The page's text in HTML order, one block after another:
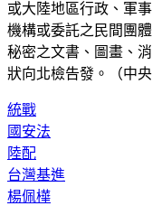
或大陸地區行政、軍
機構或委託之民間團
秘密之文書、圖畫、
狀向北檢告發。（中央
統戰
國安法
陸配
台灣基進
楊佩樺